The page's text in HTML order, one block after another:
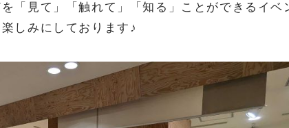
「見て」「触れて」「知る」ことができるイベ
しみにしております♪